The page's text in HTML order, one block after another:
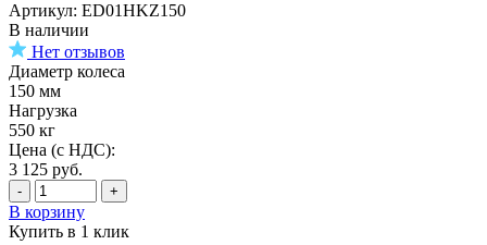
Артикул: ED01HKZ150
В наличии
Нет отзывов
Диаметр колеса
150 мм
Нагрузка
550 кг
Цена (с НДС):
3 125 руб.
- +
В корзину
Купить в 1 клик